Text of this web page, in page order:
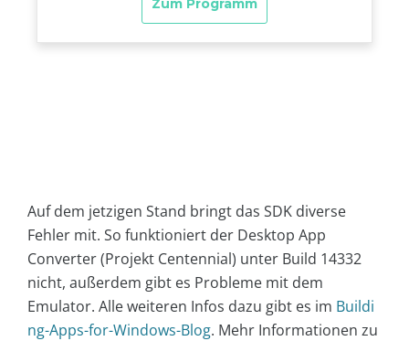
Auf dem jetzigen Stand bringt das SDK diverse
Fehler mit. So funktioniert der Desktop App
Converter (Projekt Centennial) unter Build 14332
nicht, außerdem gibt es Probleme mit dem
Emulator. Alle weiteren Infos dazu gibt es im Buildi
ng-Apps-for-Windows-Blog. Mehr Informationen zu